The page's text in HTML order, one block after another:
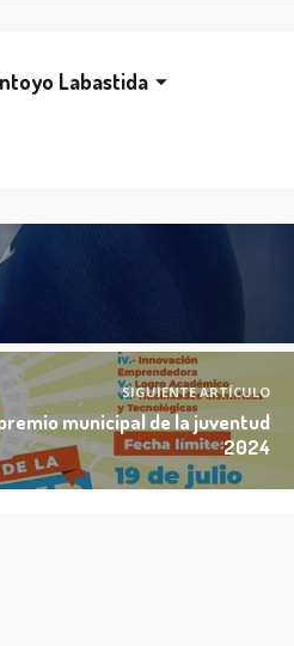
Labastida
SIGUIENTE ARTÍCULO
municipal de la juventud
2024